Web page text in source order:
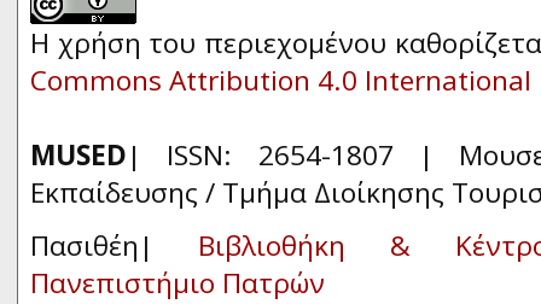
Η χρήση του περιεχομένου
Commons Attribution 4.0 International
MUSED| ISSN: 2654-1807 |
Εκπαίδευσης / Τμήμα Διοίκησης
Πασιθέη| Βιβλιοθήκη &
Πανεπιστήμιο Πατρών